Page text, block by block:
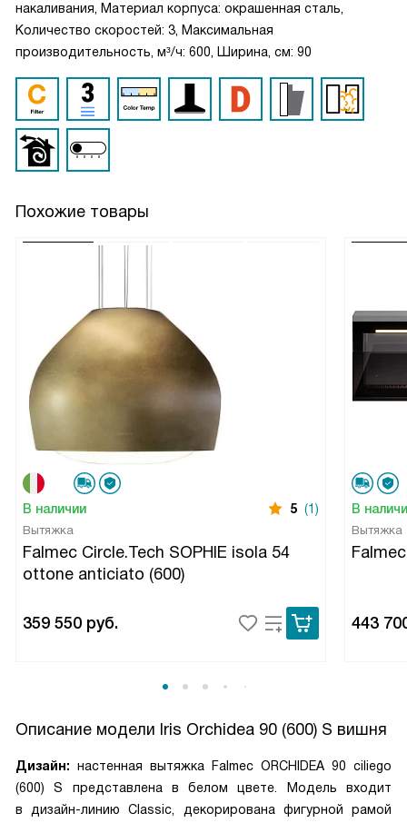
накаливания, Материал корпуса: окрашенная сталь,
Количество скоростей: 3, Максимальная
производительность, м³/ч: 600, Ширина, см: 90
Похожие товары
В наличии 5 (1)
Вытяжка
Falmec Circle.Tech SOPHIE isola 54
ottone anticiato (600)
359 550 руб.
В
Вытяжка
443
Описание модели Iris Orchidea 90 (600) S вишня
Дизайн: настенная вытяжка Falmec ORCHIDEA 90 ciliego
(600) S представлена в белом цвете. Модель входит
в дизайн-линию Classic, декорирована фигурной рамой